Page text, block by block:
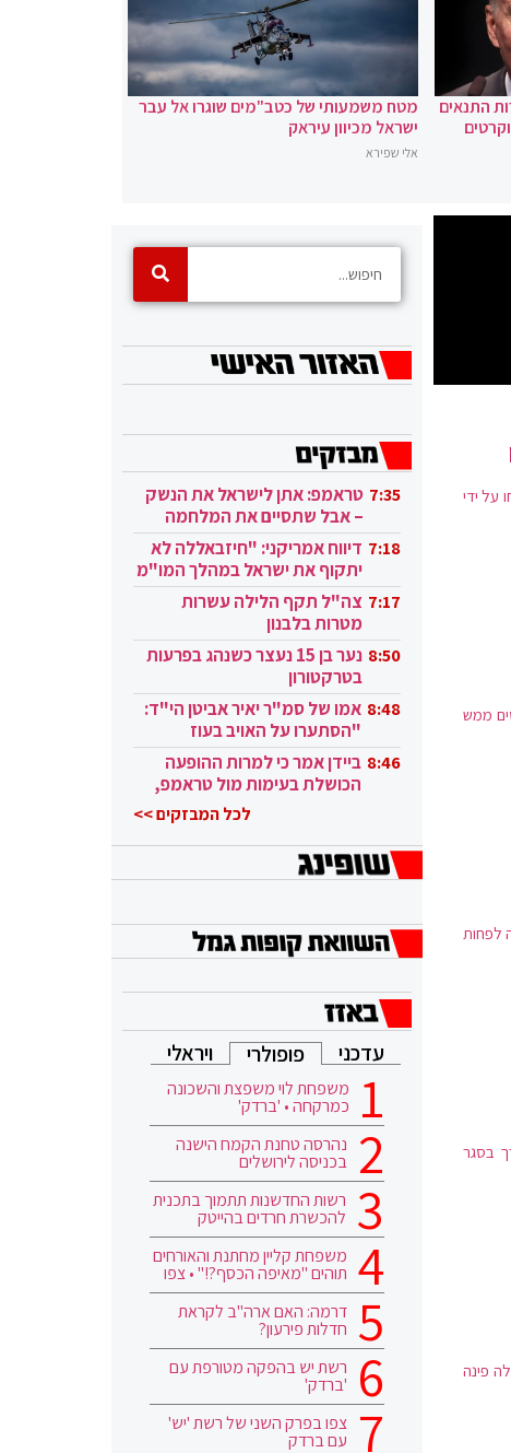
התנאים
מטח משמעותי של כטב"מים שוגרו אל עבר
ישראל מכיוון עיראק
אלי שפירא
על ידי
ממש
כ-100 מטאורים בשעה לפחות
כי יש צורך בסגר
פינה
7:35 טראמפ: אתן לישראל את הנשק
– אבל שתסיים את המלחמה
בעזה 7:18 דיווח אמריקני: "חיזבאללה לא
יתקוף את ישראל במהלך המו"מ
בקטאר" 7:17 צה"ל תקף הלילה עשרות
מטרות בלבנון
8:50
נער בן 15 נעצר כשנהג בפרעות
בטרקטורון
8:48 אמו של סמ"ר יאיר אביטן הי"ד:
"הסתערו על האויב בעוז
ובגבורה" 8:46 ביידן אמר כי למרות ההופעה
הכושלת בעימות מול טראמפ,
לכל המבזקים >>
עדכני פופולרי ויראלי
משפחת לוי משפצת והשכונה
כמרקחה • 'ברדק'
נהרסה טחנת הקמח הישנה
בכניסה לירושלים
רשות החדשנות תתמוך בתכנית
להכשרת חרדים בהייטק
משפחת קליין מחתנת והאורחים
תוהים "מאיפה הכסף?!" • צפו
דרמה: האם ארה"ב לקראת
חדלות פירעון?
רשת יש בהפקה מטורפת עם
'ברדק'
צפו בפרק השני של רשת 'יש'
עם ברדק